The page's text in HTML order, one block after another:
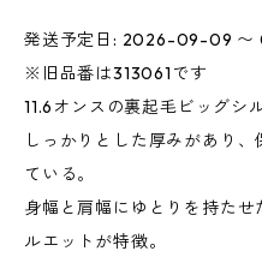
発送予定日: 2026-09-09 〜
※旧品番は313061です
11.6オンスの裏起毛ビッグシ
しっかりとした厚みがあり
ている。
身幅と肩幅にゆとりを持た
ルエットが特徴。